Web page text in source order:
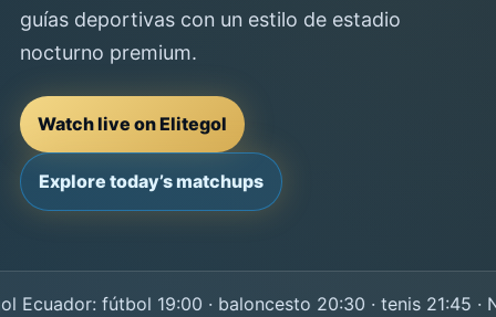
guías deportivas con un estilo de estadio
nocturno premium.
Watch live on Elitegol
Explore today’s matchups
fútbol 19:00 · baloncesto 20:30 · tenis 21:45 ·